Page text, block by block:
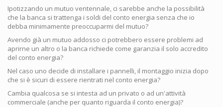
Ipotizzando un mutuo ventennale, ci sarebbe anche la possibilità
che la banca si trattenga i soldi del conto energia senza che io
debba minimamente preoccuparmi del mutuo?
Avendo già un mutuo addosso ci potrebbero essere problemi ad
aprirne un altro o la banca richiede come garanzia il solo accredito
del conto energia?
Nel caso uno decide di installare i pannelli, il montaggio inizia dopo
che si è sicuri di essere rientrati nel conto energia?
Cambia qualcosa se si intesta ad un privato o ad un'attività
commerciale (anche per quanto riguarda il conto energia)?